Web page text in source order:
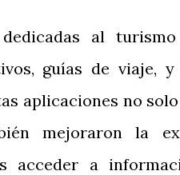
al
guías de viaje,
aplicaciones no
mejoraron la
acceder a